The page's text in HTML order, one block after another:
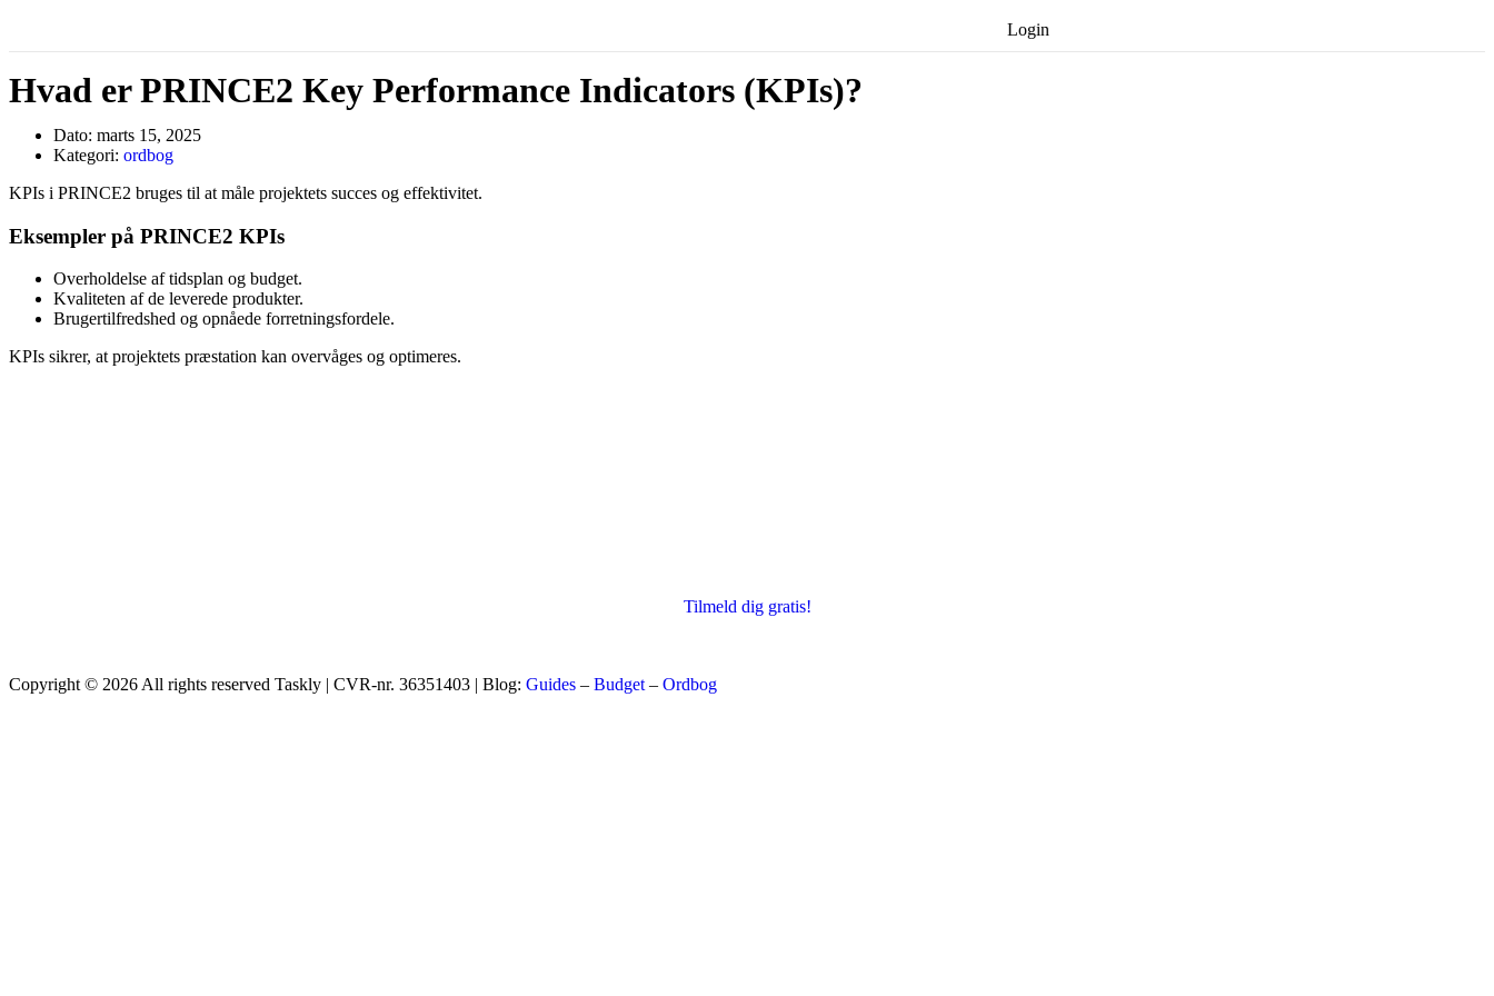
Login
Hvad er PRINCE2 Key Performance Indicators (KPIs)?
Dato: marts 15, 2025
Kategori: ordbog
KPIs i PRINCE2 bruges til at måle projektets succes og effektivitet.
Eksempler på PRINCE2 KPIs
Overholdelse af tidsplan og budget.
Kvaliteten af de leverede produkter.
Brugertilfredshed og opnåede forretningsfordele.
KPIs sikrer, at projektets præstation kan overvåges og optimeres.
Tilmeld dig gratis!
Copyright © 2026 All rights reserved Taskly | CVR-nr. 36351403 | Blog: Guides – Budget – Ordbog